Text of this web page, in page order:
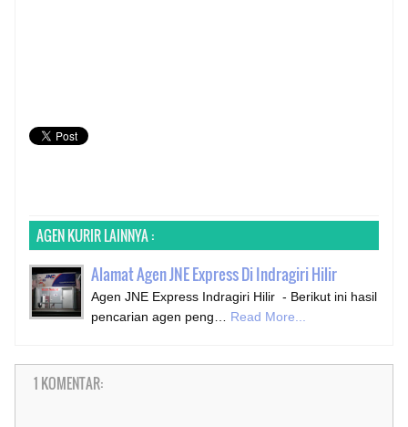
AGEN KURIR LAINNYA :
Alamat Agen JNE Express Di Indragiri Hilir
Agen JNE Express Indragiri Hilir - Berikut ini hasil
pencarian agen peng…
Read More...
1 KOMENTAR: